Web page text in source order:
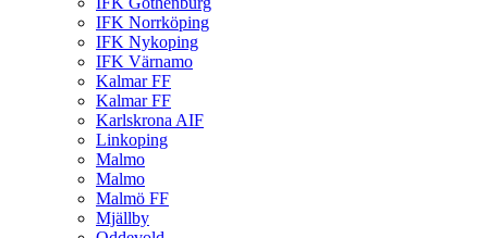
IFK Norrköping
IFK Nykoping
IFK Värnamo
Kalmar FF
Kalmar FF
Karlskrona AIF
Linkoping
Malmo
Malmo
Malmö FF
Mjällby